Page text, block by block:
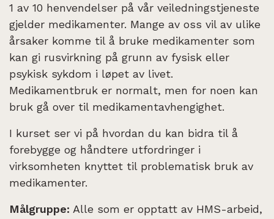
1 av 10 henvendelser på vår veiledningstjeneste
gjelder medikamenter. Mange av oss vil av ulike
årsaker komme til å bruke medikamenter som
kan gi rusvirkning på grunn av fysisk eller
psykisk sykdom i løpet av livet.
Medikamentbruk er normalt, men for noen kan
bruk gå over til medikamentavhengighet.
I kurset ser vi på hvordan du kan bidra til å
forebygge og håndtere utfordringer i
virksomheten knyttet til problematisk bruk av
medikamenter.
Målgruppe: Alle som er opptatt av HMS-arbeid,